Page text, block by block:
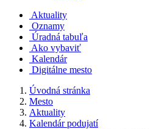
Aktuality
Oznamy
Úradná tabuľa
Ako vybaviť
Kalendár
Digitálne mesto
Úvodná stránka
Mesto
Aktuality
Kalendár podujatí